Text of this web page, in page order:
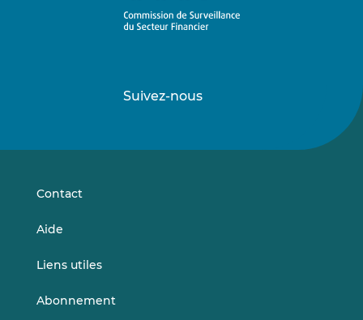
Suivez-nous
sursur
Contact
Aide
Liens utiles
Abonnement